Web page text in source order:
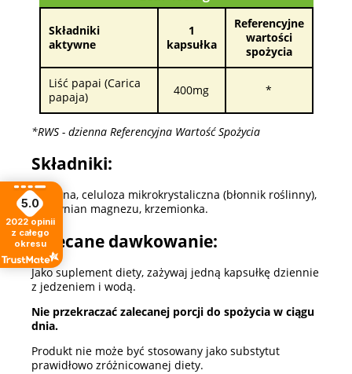
Składniki
aktywne
1
kapsułka
Referencyjne
wartości
spożycia
Liść papai (Carica
papaja)
400mg *
*RWS - dzienna Referencyjna Wartość Spożycia
Składniki:
Żelatyna, celuloza mikrokrystaliczna (błonnik roślinny),
stearynian magnezu, krzemionka.
Zalecane dawkowanie:
Jako suplement diety, zażywaj jedną kapsułkę dziennie
z jedzeniem i wodą.
Nie przekraczać zalecanej porcji do spożycia w ciągu
dnia.
Produkt nie może być stosowany jako substytut
prawidłowo zróżnicowanej diety.
5.0
2022 opinii
z całego
okresu